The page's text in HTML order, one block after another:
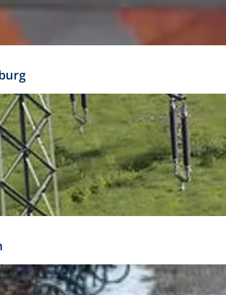
Daraus ergeben sich für gängige Formate
kleiner gesetzt werden. Dazu bedarf es jedoch